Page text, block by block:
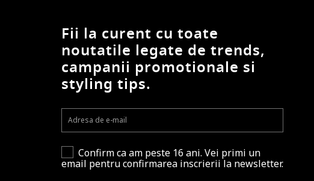
Fii la curent cu toate
noutatile legate de trends,
campanii promotionale si
styling tips.
Confirm ca am peste 16 ani. Vei primi un
email pentru confirmarea inscrierii la newsletter.